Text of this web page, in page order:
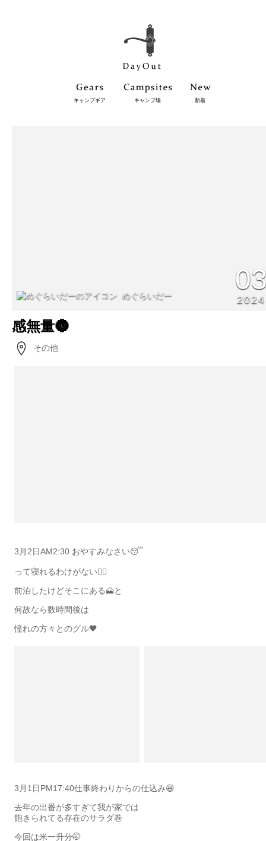
キャンプギア キャンプ場 新着
めぐらいだー 2024
感無量🌚
その他
3月2日AM2:30 おやすみなさい😴
って寝れるわけがない🙅‍♀️
前泊したけどそこにある🗻と
何故なら数時間後は
憧れの方々とのグル🖤
3月1日PM17:40仕事終わりからの仕込み😆
去年の出番が多すぎて我が家では
飽きられてる存在のサラダ巻
今回は米一升分🤭